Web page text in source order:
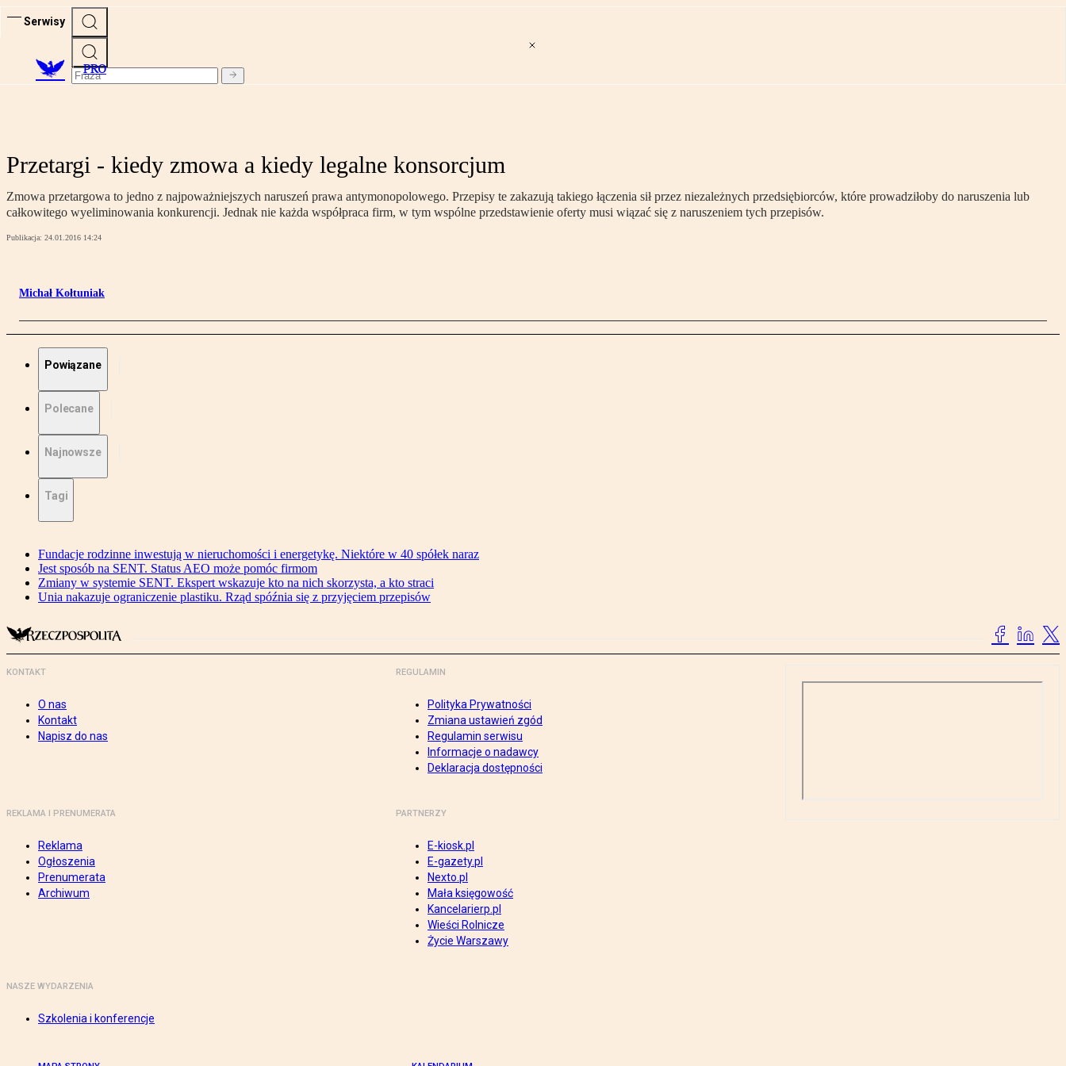
Serwisy
PRO
Przetargi - kiedy zmowa a kiedy legalne konsorcjum
Zmowa przetargowa to jedno z najpoważniejszych naruszeń prawa antymonopolowego. Przepisy te zakazują takiego łączenia sił przez niezależnych przedsiębiorców, które prowadziłoby do naruszenia lub
całkowitego wyeliminowania konkurencji. Jednak nie każda współpraca firm, w tym wspólne przedstawienie oferty musi wiązać się z naruszeniem tych przepisów.
Publikacja: 24.01.2016 14:24
Michał Kołtuniak
Powiązane
Polecane
Najnowsze
Tagi
Fundacje rodzinne inwestują w nieruchomości i energetykę. Niektóre w 40 spółek naraz
Jest sposób na SENT. Status AEO może pomóc firmom
Zmiany w systemie SENT. Ekspert wskazuje kto na nich skorzysta, a kto straci
Unia nakazuje ograniczenie plastiku. Rząd spóźnia się z przyjęciem przepisów
KONTAKT
O nas
Kontakt
Napisz do nas
REGULAMIN
Polityka Prywatności
Zmiana ustawień zgód
Regulamin serwisu
Informacje o nadawcy
Deklaracja dostępności
REKLAMA I PRENUMERATA
Reklama
Ogłoszenia
Prenumerata
Archiwum
PARTNERZY
E-kiosk.pl
E-gazety.pl
Nexto.pl
Mała księgowość
Kancelarierp.pl
Wieści Rolnicze
Życie Warszawy
NASZE WYDARZENIA
Szkolenia i konferencje